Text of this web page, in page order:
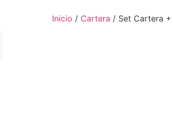
Inicio / Cartera / Set Cartera +